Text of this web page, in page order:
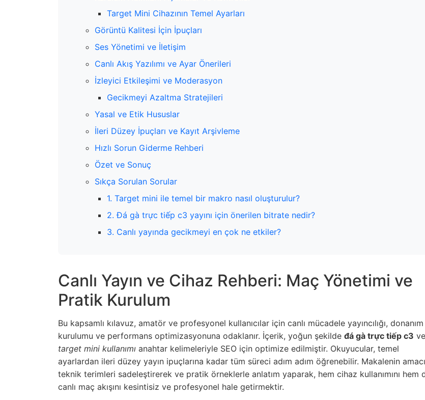
Target Mini Cihazının Temel Ayarları
Görüntü Kalitesi İçin İpuçları
Ses Yönetimi ve İletişim
Canlı Akış Yazılımı ve Ayar Önerileri
İzleyici Etkileşimi ve Moderasyon
Gecikmeyi Azaltma Stratejileri
Yasal ve Etik Hususlar
İleri Düzey İpuçları ve Kayıt Arşivleme
Hızlı Sorun Giderme Rehberi
Özet ve Sonuç
Sıkça Sorulan Sorular
1. Target mini ile temel bir makro nasıl oluşturulur?
2. Đá gà trực tiếp c3 yayını için önerilen bitrate nedir?
3. Canlı yayında gecikmeyi en çok ne etkiler?
Canlı Yayın ve Cihaz Rehberi: Maç Yönetimi ve
Pratik Kurulum
Bu kapsamlı kılavuz, amatör ve profesyonel kullanıcılar için canlı mücadele yayıncılığı, donanım
kurulumu ve performans optimizasyonuna odaklanır. İçerik, yoğun şekilde đá gà trực tiếp c3 ve
target mini kullanımı anahtar kelimeleriyle SEO için optimize edilmiştir. Okuyucular, temel
ayarlardan ileri düzey yayın ipuçlarına kadar tüm süreci adım adım öğrenebilir. Makalenin
teknik terimleri sadeleştirerek ve pratik örneklerle anlatım yaparak, hem cihaz kullanımını hem
canlı maç akışını kesintisiz ve profesyonel hale getirmektir.